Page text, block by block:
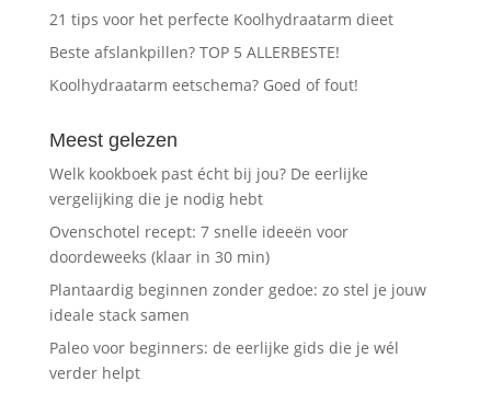
21 tips voor het perfecte Koolhydraatarm dieet
Beste afslankpillen? TOP 5 ALLERBESTE!
Koolhydraatarm eetschema? Goed of fout!
Meest gelezen
Welk kookboek past écht bij jou? De eerlijke
vergelijking die je nodig hebt
Ovenschotel recept: 7 snelle ideeën voor
doordeweeks (klaar in 30 min)
Plantaardig beginnen zonder gedoe: zo stel je jouw
ideale stack samen
Paleo voor beginners: de eerlijke gids die je wél
verder helpt